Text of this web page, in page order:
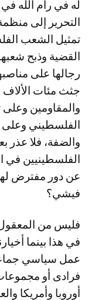
له في رام الله
التحرير إلى
تمثيل الشعب
القضية وذبح
رجالها على
جثث مئات الألاف
والمقاومين
الفلسطيني وعلى
والضفة، فلا عذر
الفلسطينيين في
عن دور مفترض
فيشي؟
فليس من المعقول
في هذا بينما
عمل سياسي
فرادى أو
أوروبا وأمريكا